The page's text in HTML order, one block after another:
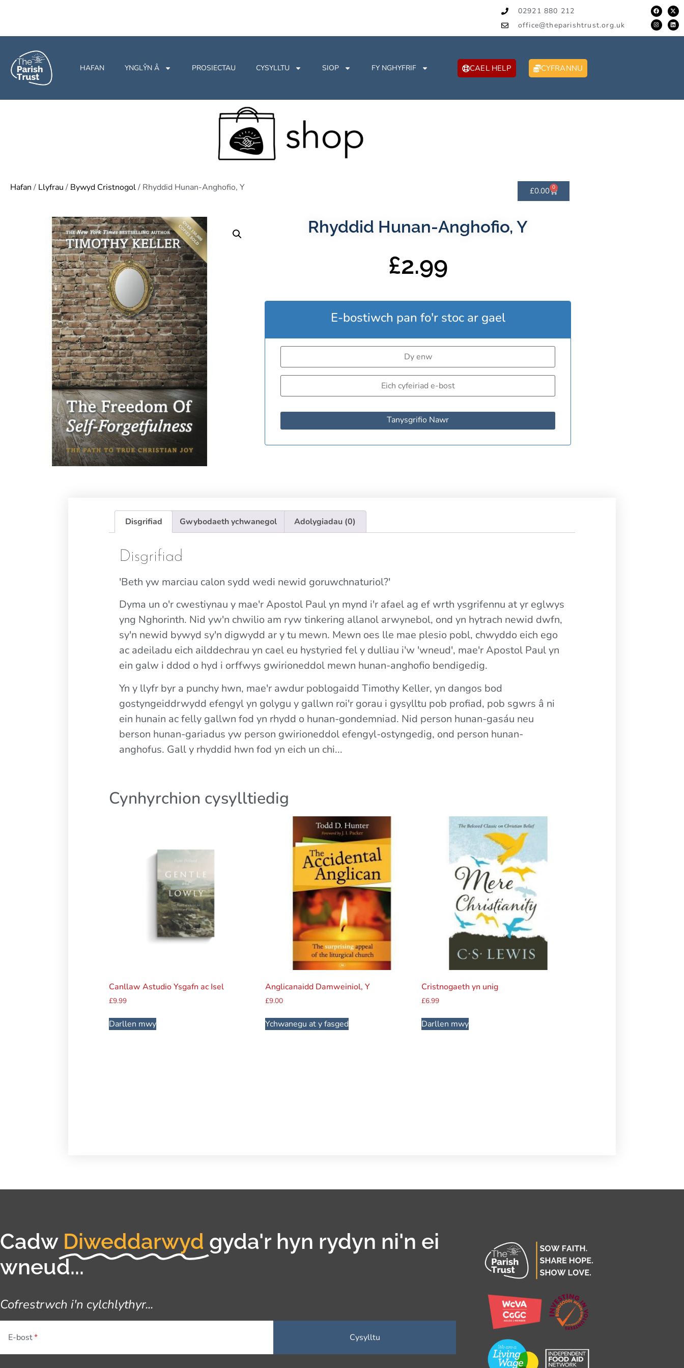
02921 880 212
office@theparishtrust.org.uk
HAFAN YNGLŶN Â PROSIECTAU CYSYLLTU SIOP FY NGHYFRIF CAEL HELP CYFRANNU
Hafan / Llyfrau / Bywyd Cristnogol/ Rhyddid Hunan-Anghofio, Y £0.00 0
Rhyddid Hunan-Anghofio, Y
£2.99
E-bostiwch pan fo'r stoc ar gael
Tanysgrifio Nawr
Disgrifiad Gwybodaeth ychwanegol Adolygiadau (0)
Disgrifiad
'Beth yw marciau calon sydd wedi newid goruwchnaturiol?'
Dyma un o'r cwestiynau y mae'r Apostol Paul yn mynd i'r afael ag ef wrth ysgrifennu at yr eglwys
yng Nghorinth. Nid yw'n chwilio am ryw tinkering allanol arwynebol, ond yn hytrach newid dwfn,
sy'n newid bywyd sy'n digwydd ar y tu mewn. Mewn oes lle mae plesio pobl, chwyddo eich ego
ac adeiladu eich ailddechrau yn cael eu hystyried fel y dulliau i'w 'wneud', mae'r Apostol Paul yn
ein galw i ddod o hyd i orffwys gwirioneddol mewn hunan-anghofio bendigedig.
Yn y llyfr byr a punchy hwn, mae'r awdur poblogaidd Timothy Keller, yn dangos bod
gostyngeiddrwydd efengyl yn golygu y gallwn roi'r gorau i gysylltu pob profiad, pob sgwrs â ni
ein hunain ac felly gallwn fod yn rhydd o hunan-gondemniad. Nid person hunan-gasáu neu
berson hunan-gariadus yw person gwirioneddol efengyl-ostyngedig, ond person hunan-
anghofus. Gall y rhyddid hwn fod yn eich un chi...
Cynhyrchion cysylltiedig
Canllaw Astudio Ysgafn ac Isel
£9.99
Darllen mwy
Anglicanaidd Damweiniol, Y
£9.00
Ychwanegu at y fasged
Cristnogaeth yn unig
£6.99
Darllen mwy
Cadw Diweddarwyd gyda'r hyn rydyn ni'n ei
wneud...
Cofrestrwch i'n cylchlythyr...
E-bost